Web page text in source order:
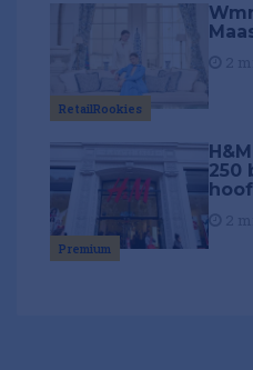
RetailRookies
Premium
250